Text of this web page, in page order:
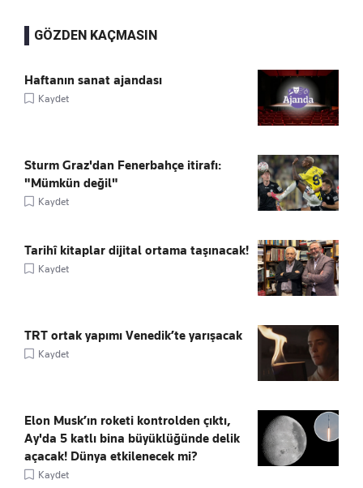
GÖZDEN KAÇMASIN
Haftanın sanat ajandası
Kaydet
Sturm Graz'dan Fenerbahçe itirafı:
"Mümkün değil"
Kaydet
Tarihî kitaplar dijital ortama taşınacak!
Kaydet
TRT ortak yapımı Venedik’te yarışacak
Kaydet
Elon Musk’ın roketi kontrolden çıktı,
Ay'da 5 katlı bina büyüklüğünde delik
açacak! Dünya etkilenecek mi?
Kaydet